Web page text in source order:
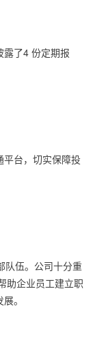
露了4 份定期报
平台，切实保障投
队伍。公司十分重
助企业员工建立职
。